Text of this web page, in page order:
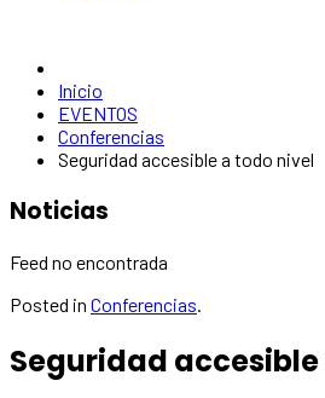
Inicio
EVENTOS
Conferencias
Seguridad accesible a todo nivel
Noticias
Feed no encontrada
Posted in Conferencias.
Seguridad